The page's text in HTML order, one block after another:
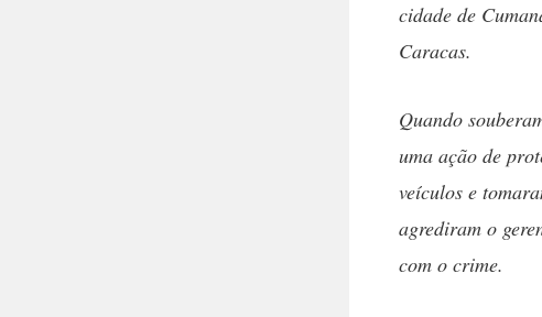
cidade de
Caracas.
Quando
uma ação de
veículos e
agrediram o
com o crime.